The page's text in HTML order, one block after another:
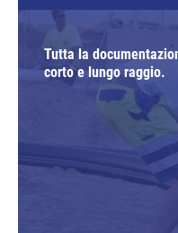
Tutta la
corto e lungo raggio.